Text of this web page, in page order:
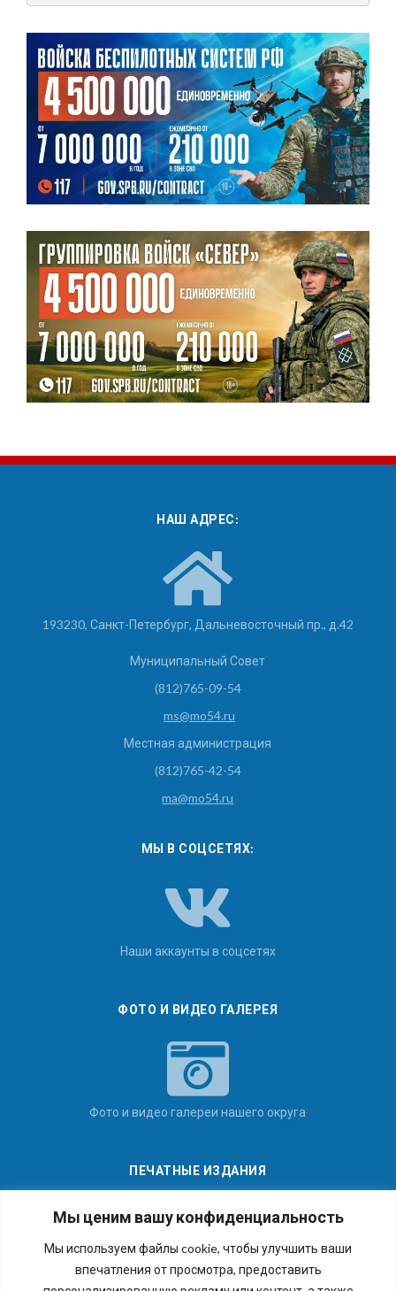
Мы ценим вашу конфиденциальность
Мы используем файлы cookie, чтобы улучшить ваши
впечатления от просмотра, предоставить
НАШ АДРЕС:
193230, Санкт-Петербург, Дальневосточный пр., д.42
Муниципальный Совет
(812)765-09-54
ms@mo54.ru
Местная администрация
(812)765-42-54
ma@mo54.ru
МЫ В СОЦСЕТЯХ:
Наши аккаунты в соцсетях
ФОТО И ВИДЕО ГАЛЕРЕЯ
Фото и видео галереи нашего округа
ПЕЧАТНЫЕ ИЗДАНИЯ
Последние номера наших газет